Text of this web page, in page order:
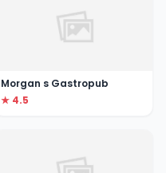
Morgan s Gastropub
★ 4.5